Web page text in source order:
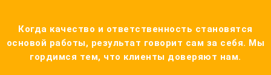
Когда качество и ответственность становятся
основой работы, результат говорит сам за себя. Мы
гордимся тем, что клиенты доверяют нам.